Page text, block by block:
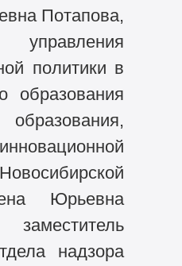
Потапова,
политики в
образования
образования,
Юрьевна
надзора